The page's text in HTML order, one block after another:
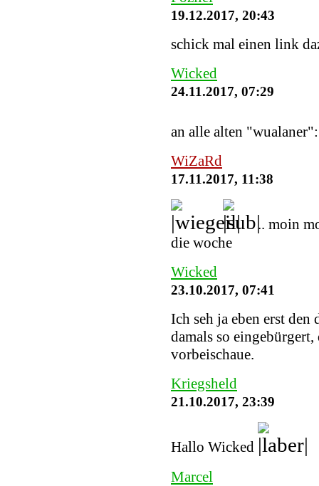
19.12.2017, 20:43
schick mal einen link
Wicked
24.11.2017, 07:29
an alle alten
WiZaRd
17.11.2017, 11:38
.. moin
die woche
Wicked
23.10.2017, 07:41
Ich seh ja eben erst den
damals so
vorbeischaue.
Kriegsheld
21.10.2017, 23:39
Hallo Wicked
Marcel